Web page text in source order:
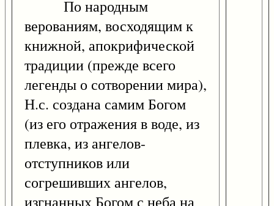
По народным
верованиям, восходящим к
книжной, апокрифической
традиции (прежде всего
легенды о сотворении мира),
Н.с. создана самим Богом
(из его отражения в воде, из
плевка, из ангелов-
отступников или
согрешивших ангелов,
изгнанных Богом с неба на